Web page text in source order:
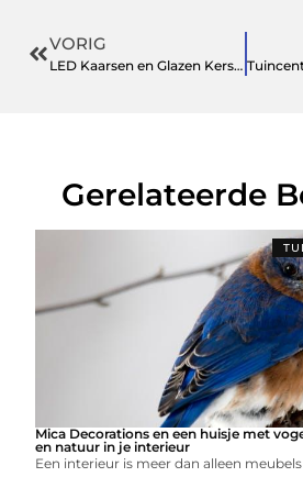
VORIG
LED Kaarsen en Glazen Kerstballen: Warmte en Stijl in de Feestdagen
Gerelateerde
Mica Decorations en een huisje met
en natuur in je interieur
Een interieur is meer dan alleen